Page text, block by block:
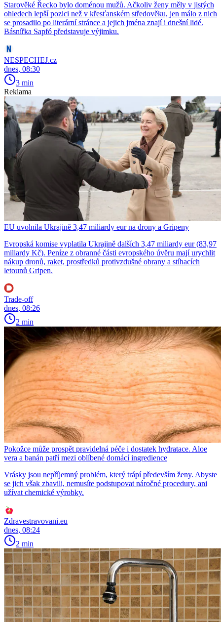
Starověké Řecko bylo doménou mužů. Ačkoliv ženy měly v jistých
ohledech lepší pozici než v křesťanském středověku, jen málo z nich
se prosadilo po literární stránce a jejich jména znají i dnešní lidé.
Básnířka Sapfó představuje výjimku.
NESPECHEJ.cz
dnes, 08:30
3 min
Reklama
EU uvolnila Ukrajině 3,47 miliardy eur na drony a Gripeny
Evropská komise vyplatila Ukrajině dalších 3,47 miliardy eur (83,97
miliardy Kč). Peníze z obranné části evropského úvěru mají urychlit
nákup dronů, raket, prostředků protivzdušné obrany a stíhacích
letounů Gripen.
Trade-off
dnes, 08:26
2 min
Pokožce může prospět pravidelná péče i dostatek hydratace. Aloe
vera a banán patří mezi oblíbené domácí ingredience
Vrásky jsou nepříjemný problém, který trápí především ženy. Abyste
se jich však zbavili, nemusíte podstupovat náročné procedury, ani
užívat chemické výrobky.
Zdravestravovani.eu
dnes, 08:24
2 min